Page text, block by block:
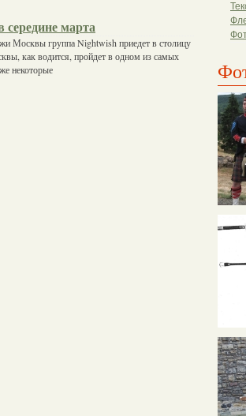
марта
Москвы группа Nightwish приедет в столицу
как водится, пройдет в одном из самых
некоторые